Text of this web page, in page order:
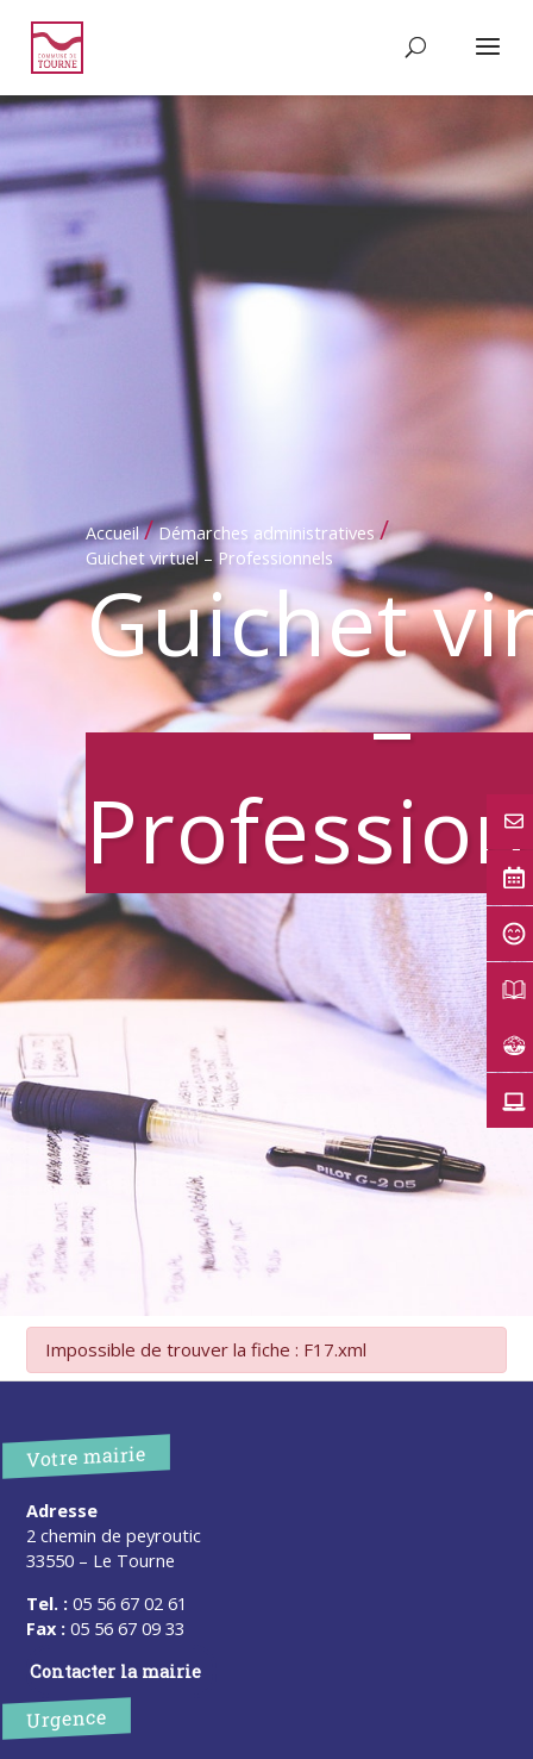
Accueil / Démarches administratives /
Guichet virtuel – Professionnels
Guichet
–
Impossible de trouver la fiche : F17.xml
Votre mairie
Adresse
2 chemin de peyroutic
33550 – Le Tourne
Tel. : 05 56 67 02 61
Fax : 05 56 67 09 33
Contacter la mairie
Urgence